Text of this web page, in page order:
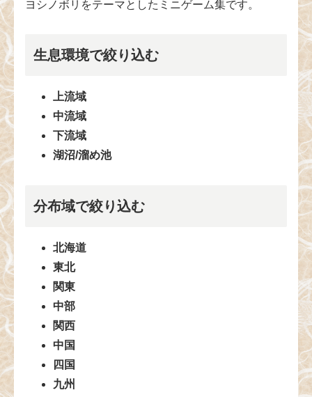
ヨシノボリをテーマとしたミニゲーム集です。
生息環境で絞り込む
上流域
中流域
下流域
湖沼/溜め池
分布域で絞り込む
北海道
東北
関東
中部
関西
中国
四国
九州